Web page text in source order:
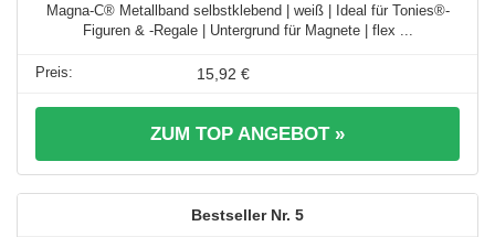
Magna-C® Metallband selbstklebend | weiß | Ideal für Tonies®-
Figuren & -Regale | Untergrund für Magnete | flex ...
15,92 €
ZUM TOP ANGEBOT »
5